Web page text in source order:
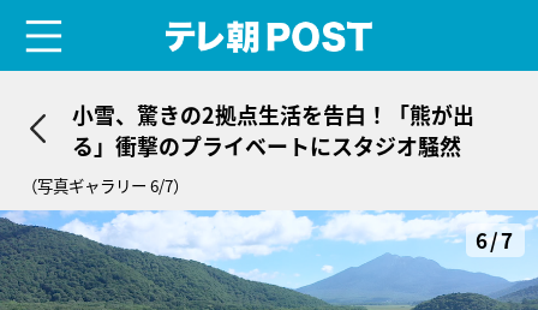
小雪、驚きの2拠点生活を告白！「熊が出
る」衝撃のプライベートにスタジオ騒然
（写真ギャラリー 6/7）
6/7